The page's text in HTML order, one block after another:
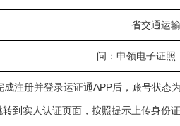
省交通运
问：申领电子证照
成注册并登录运证通APP后，账号状态
转到实人认证页面，按照提示上传身份